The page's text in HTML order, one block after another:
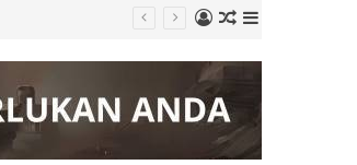
Random
Article
Log
In